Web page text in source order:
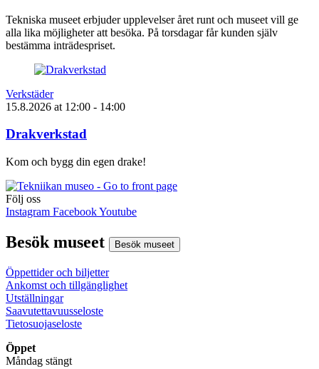
Tekniska museet erbjuder upplevelser året runt och museet vill ge
alla lika möjligheter att besöka. På torsdagar får kunden själv
bestämma inträdespriset.
Verkstäder
15.8.2026 at 12:00 - 14:00
Drakverkstad
Kom och bygg din egen drake!
Följ oss
Instagram FacebookYoutube
Besök museet Besök museet
Öppettider och biljetter
Ankomst och tillgänglighet
Utställningar
Saavutettavuusseloste
Tietosuojaseloste
Öppet
Måndag stängt